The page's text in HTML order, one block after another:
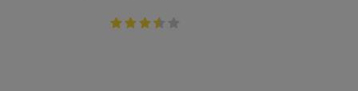
NiTO I Combi z wtykiem
szybkozłącza 1/2" 53105A1